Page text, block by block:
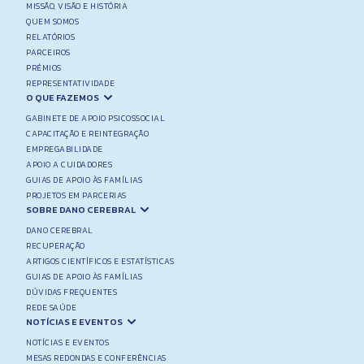
MISSÃO, VISÃO E HISTÓRIA
QUEM SOMOS
RELATÓRIOS
PARCEIROS
PRÉMIOS
REPRESENTATIVIDADE
O QUE FAZEMOS
GABINETE DE APOIO PSICOSSOCIAL
CAPACITAÇÃO E REINTEGRAÇÃO
EMPREGABILIDADE
APOIO A CUIDADORES
GUIAS DE APOIO ÀS FAMÍLIAS
PROJETOS EM PARCERIAS
SOBRE DANO CEREBRAL
DANO CEREBRAL
RECUPERAÇÃO
ARTIGOS CIENTÍFICOS E ESTATÍSTICAS
GUIAS DE APOIO ÀS FAMÍLIAS
DÚVIDAS FREQUENTES
REDE SAÚDE
NOTÍCIAS E EVENTOS
NOTÍCIAS E EVENTOS
MESAS REDONDAS E CONFERÊNCIAS